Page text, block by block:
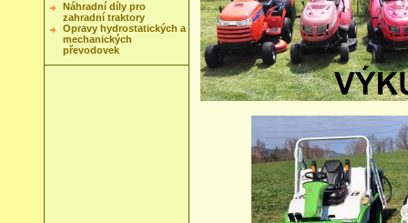
Náhradní díly pro
zahradní traktory
Opravy hydrostatických a
mechanických
převodovek